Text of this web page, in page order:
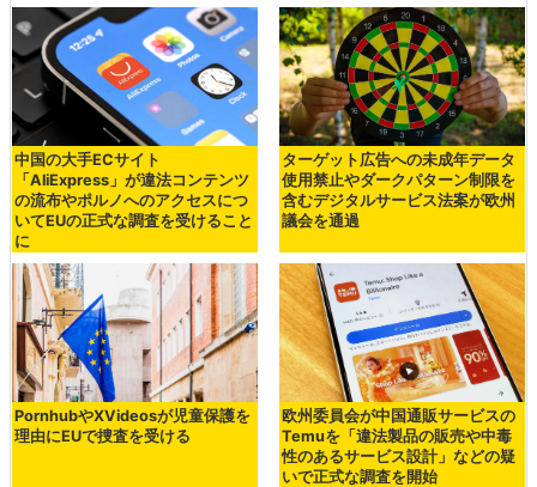
中国の大手ECサイト
「AliExpress」が違法コンテンツ
の流布やポルノへのアクセスにつ
いてEUの正式な調査を受けること
に
ターゲット広告への未成年データ
使用禁止やダークパターン制限を
含むデジタルサービス法案が欧州
議会を通過
PornhubやXVideosが児童保護を
理由にEUで捜査を受ける
欧州委員会が中国通販サービスの
Temuを「違法製品の販売や中毒
性のあるサービス設計」などの疑
いで正式な調査を開始